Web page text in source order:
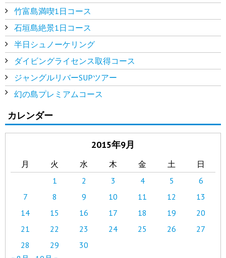
竹富島満喫1日コース
石垣島絶景1日コース
半日シュノーケリング
ダイビングライセンス取得コース
ジャングルリバーSUPツアー
幻の島プレミアムコース
カレンダー
2015年9月
月 火 水 木 金 土
日
1
2 3 4 5
6
7
8 9 10 11 12
13
14
15 16 17 18 19
20
21
22 23 24 25 26
27
28
29
30